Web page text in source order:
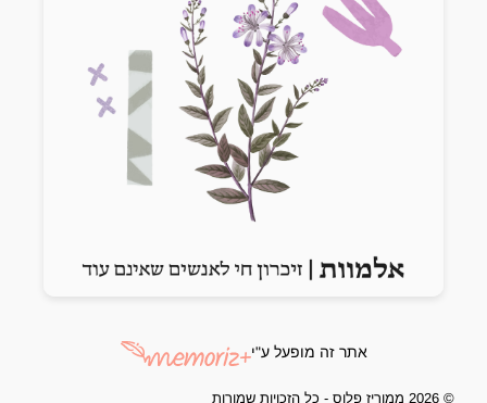
אתר זה מופעל ע"י
© 2026 ממוריז פלוס - כל הזכויות שמורות